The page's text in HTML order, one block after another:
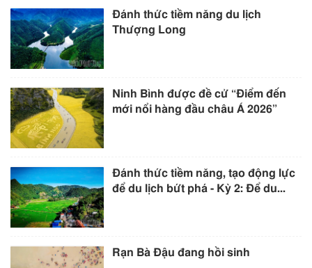
Đánh thức tiềm năng du lịch
Thượng Long
Ninh Bình được đề cử “Điểm đến
mới nổi hàng đầu châu Á 2026”
Đánh thức tiềm năng, tạo động lực
để du lịch bứt phá - Kỳ 2: Để du...
Rạn Bà Đậu đang hồi sinh